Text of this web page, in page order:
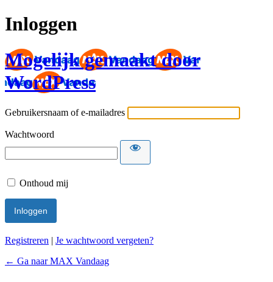
Inloggen
Mogelijk gemaakt door
WordPress
Gebruikersnaam of e-mailadres
Wachtwoord
Onthoud mij
Registreren | Je wachtwoord vergeten?
← Ga naar MAX Vandaag